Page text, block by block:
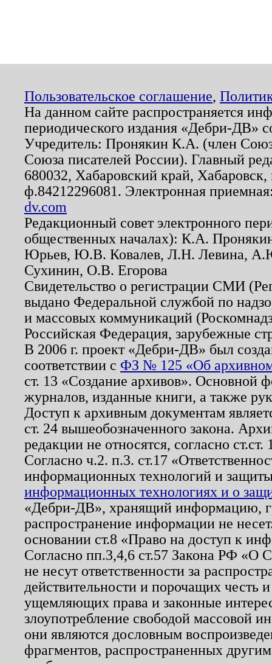
Пользовательское соглашение,
На данном сайте распространяется
периодического издания «Дебри-ДВ»
Учредитель: Пронякин К.А. (член
Союза писателей России). Главный
680032, Хабаровский край,
ф.84212296081. Электронная
dv.com
Редакционный совет электронного
общественных началах): К.А.
Юрьев, Ю.В. Ковалев, Л.Н. Левина,
Сухинин, О.В. Егорова
Свидетельство о регистрации СМИ
выдано Федеральной службой по
и массовых коммуникаций
Российская Федерация, зарубежные
В 2006 г. проект «Дебри-ДВ» был
соответствии с ФЗ № 125 «Об
ст. 13 «Создание архивов». Основной
журналов, изданные книги, а также
Доступ к архивным документам
ст. 24 вышеобозначенного закона.
редакции не относятся, согласно
Согласно ч.2. п.3. ст.17
информационных технологий и
информационных технологиях и о
«Дебри-ДВ», хранящий информацию,
распространение информации не
основании ст.8 «Право на доступ к
Согласно пп.3,4,6 ст.57 Закона РФ «О
не несут ответственности за
действительности и порочащих честь
ущемляющих права и законные
злоупотребление свободой массовой
они являются дословным
фрагментов, распространенных